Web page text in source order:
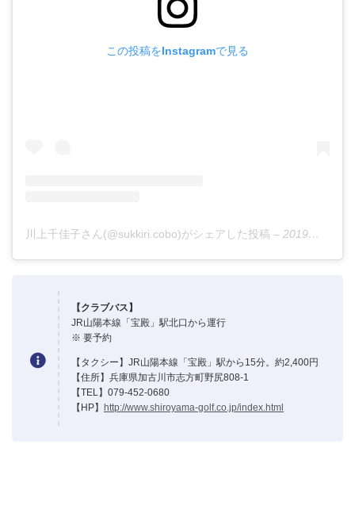
この投稿をInstagramで見る
川上千佳子さん(@sukkiri.cobo)がシェアした投稿 – 2019年 5月月4日午後6時18分PDT
【クラブバス】
JR山陽本線「宝殿」駅北口から運行
※ 要予約
【タクシー】JR山陽本線「宝殿」駅から15分。約2,400円
【住所】兵庫県加古川市志方町野尻808-1
【TEL】079-452-0680
【HP】
http://www.shiroyama-golf.co.jp/index.html